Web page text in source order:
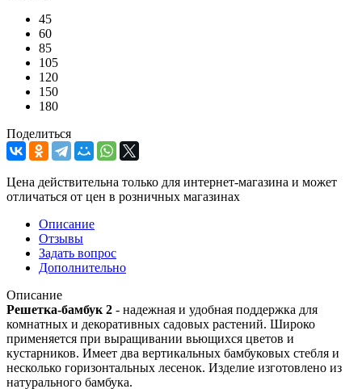
45
60
85
105
120
150
180
Поделиться
Цена действительна только для интернет-магазина и может
отличаться от цен в розничных магазинах
Описание
Отзывы
Задать вопрос
Дополнительно
Описание
Решетка-бамбук2 - надежная и удобная поддержка для
комнатных и декоративных садовых растений. Широко
применяется при выращивании вьющихся цветов и
кустарников. Имеет два вертикальных бамбуковых стебля и
несколько горизонтальных лесенок. Изделие изготовлено из
натурального бамбука.